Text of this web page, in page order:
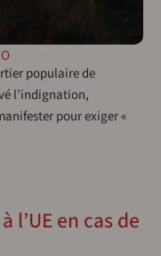
populaire de
l’indignation,
pour exiger «
l’UE en cas de